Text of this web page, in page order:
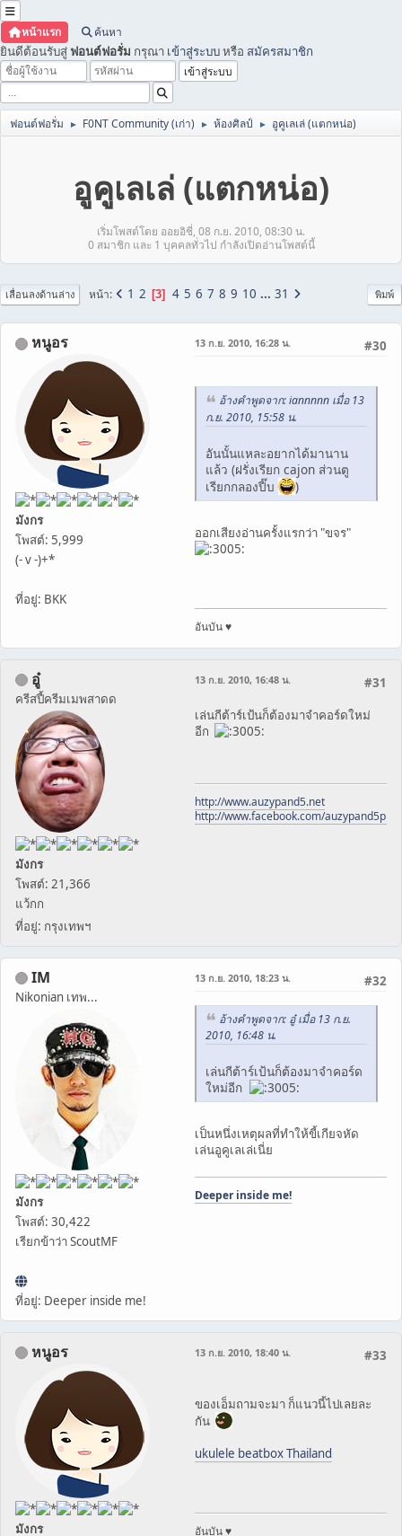
หน้าแรก ค้นหา
ยินดีต้อนรับสู่ ฟอนต์ฟอรั่ม กรุณา เข้าสู่ระบบหรือ สมัครสมาชิก
ฟอนต์ฟอรั่ม ► F0NT Community (เก่า) ► ห้องศิลป์ ► อูคูเลเล่ (แตกหน่อ)
อูคูเลเล่ (แตกหน่อ)
เริ่มโพสต์โดย ออยอิชี่, 08 ก.ย. 2010, 08:30 น.
0 สมาชิก และ 1 บุคคลทั่วไป กำลังเปิดอ่านโพสต์นี้
พิมพ์
เลื่อนลงด้านล่าง หน้า 1 2 3 4 5 6 7 8 9 10 ... 31
หนูอร
มังกร
โพสต์: 5,999
(- v -)+*
ที่อยู่: BKK
#30
13 ก.ย. 2010, 16:28 น.
อ้างคำพูดจาก: iannnnn เมื่อ 13
ก.ย. 2010, 15:58 น.
อันนั้นแหละอยากได้มานาน
แล้ว (ฝรั่งเรียก cajon ส่วนตู
เรียกกลองปี๊บ
)
ออกเสียงอ่านครั้งแรกว่า "ขจร"
อันบัน ♥
อู๋
ครีสปี้ครีมเมพสาดด
มังกร
โพสต์: 21,366
แว้กก
ที่อยู่: กรุงเทพฯ
#31
13 ก.ย. 2010, 16:48 น.
เล่นกีต้าร์เป้นก็ต้องมาจำคอร์ดใหม่
อีก
http://www.auzypand5.net
http://www.facebook.com/
IM
Nikonian เทพ...
มังกร
โพสต์: 30,422
เรียกข้าว่า ScoutMF
ที่อยู่: Deeper inside me!
#32
13 ก.ย. 2010, 18:23 น.
อ้างคำพูดจาก: อู๋ เมื่อ 13 ก.ย.
2010, 16:48 น.
เล่นกีต้าร์เป้นก็ต้องมาจำคอร์ด
ใหม่อีก
เป็นหนึ่งเหตุผลที่ทำให้ขี้เกียจหัด
เล่นอูคูเลเล่เนี่ย
Deeper inside me!
หนูอร
มังกร
#33
13 ก.ย. 2010, 18:40 น.
ของเอ็มถามจะมา ก็แนวนี้ไปเลยละ
กัน
ukulele beatbox Thailand
อันบัน ♥